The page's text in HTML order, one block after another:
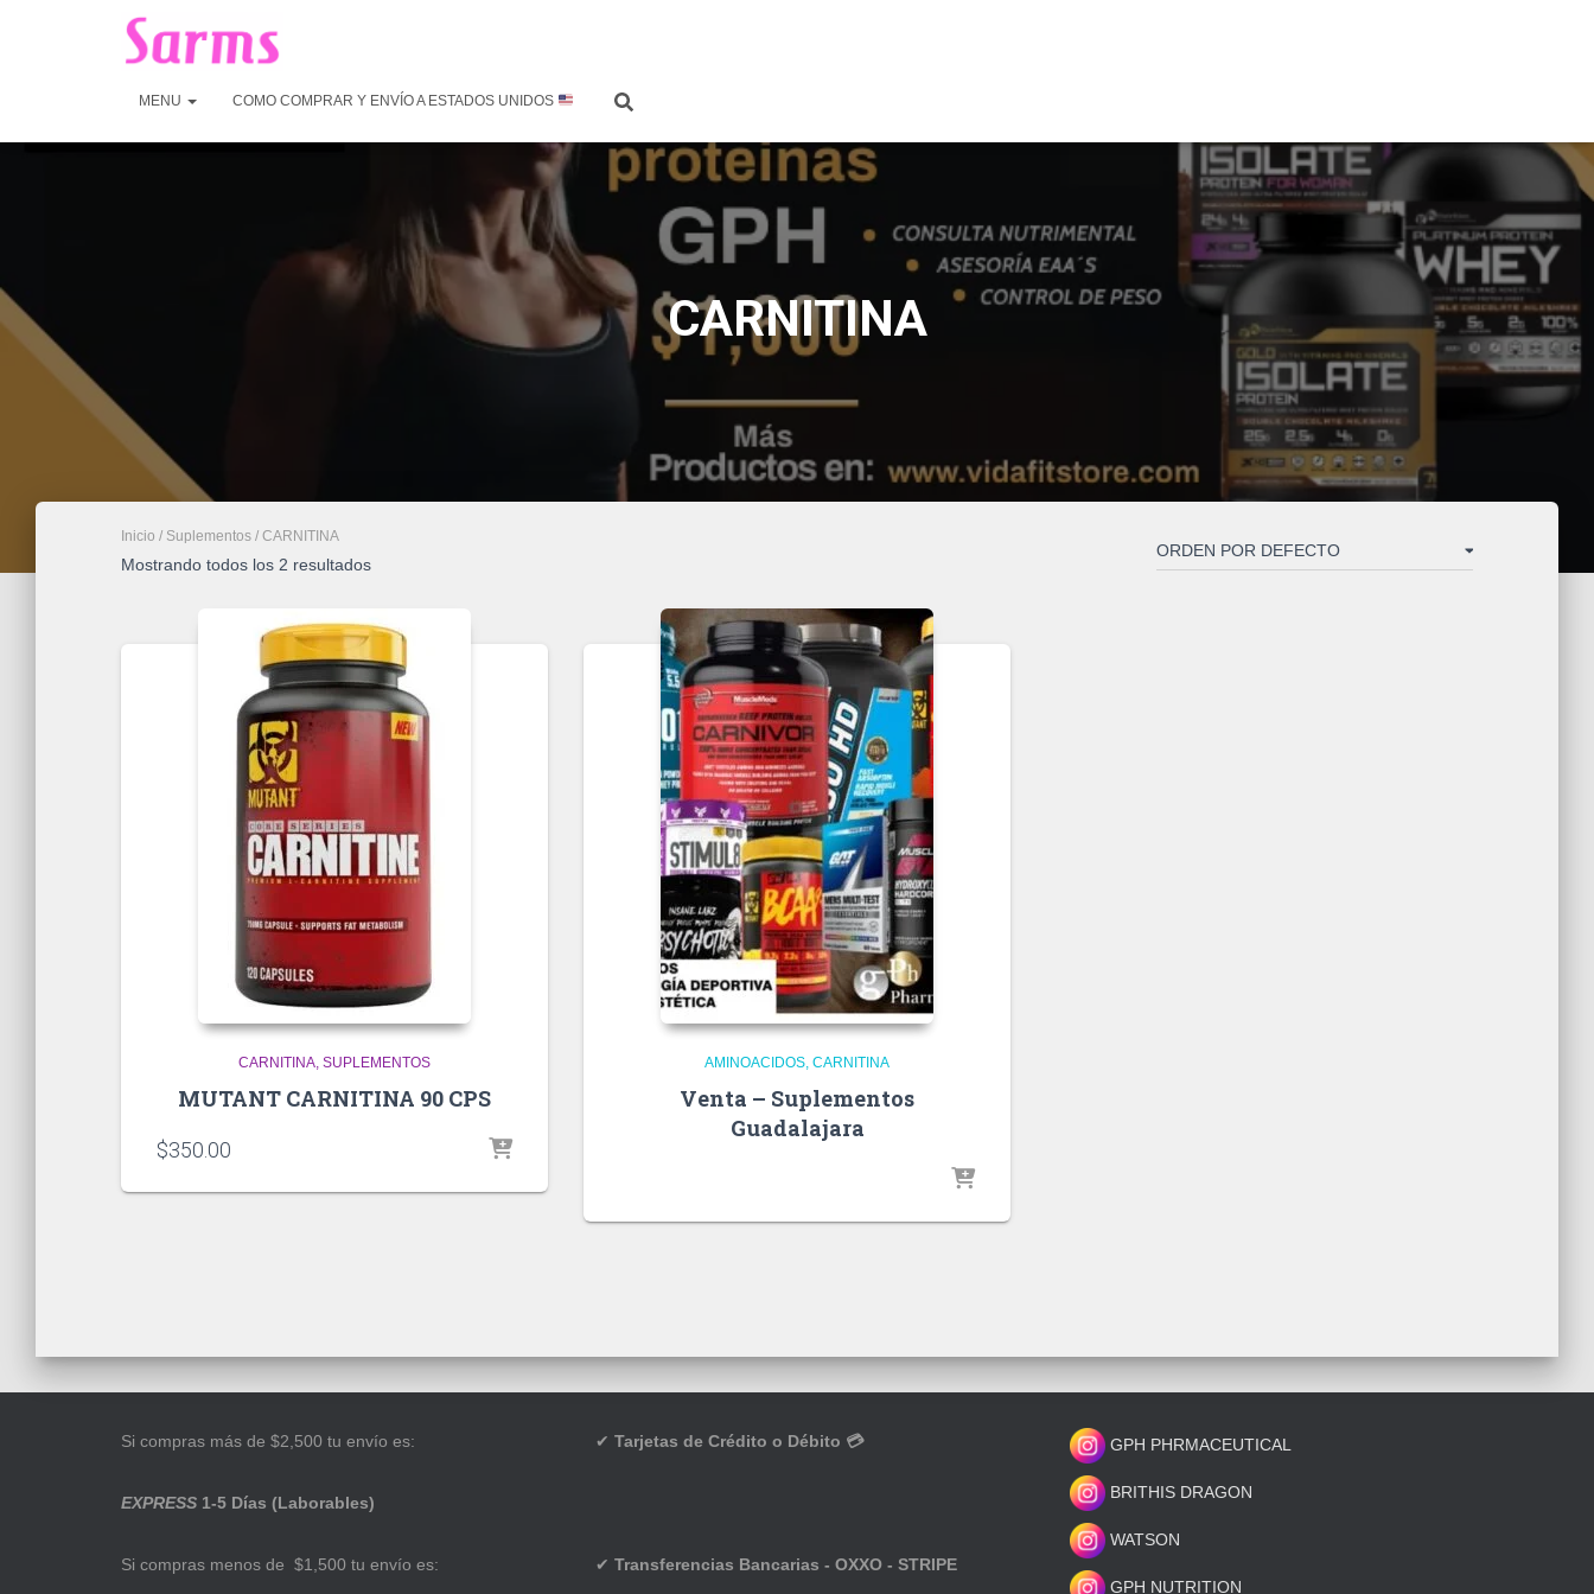
MENU COMO COMPRAR Y ENVÍO A ESTADOS UNIDOS
CARNITINA
Inicio / Suplementos / CARNITINA
Mostrando todos los 2 resultados
CARNITINA SUPLEMENTOS
MUTANT CARNITINA 90 CPS
$350.00
AMINOACIDOS CARNITINA
Venta – Suplementos
Guadalajara
Si compras más de $2,500 tu envío es:
EXPRESS 1-5 Días (Laborables)
Si compras menos de $1,500 tu envío es:
✔ Tarjetas de Crédito o Débito 💳
✔ Transferencias Bancarias - OXXO - STRIPE
GPH PHRMACEUTICAL
BRITHIS DRAGON
WATSON
GPH NUTRITION